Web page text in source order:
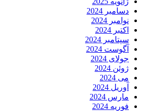
دسامبر 2024
نوامبر 2024
اکتبر 2024
سپتامبر 2024
آگوست 2024
جولای 2024
ژوئن 2024
می 2024
آوریل 2024
مارس 2024
فوریه 2024